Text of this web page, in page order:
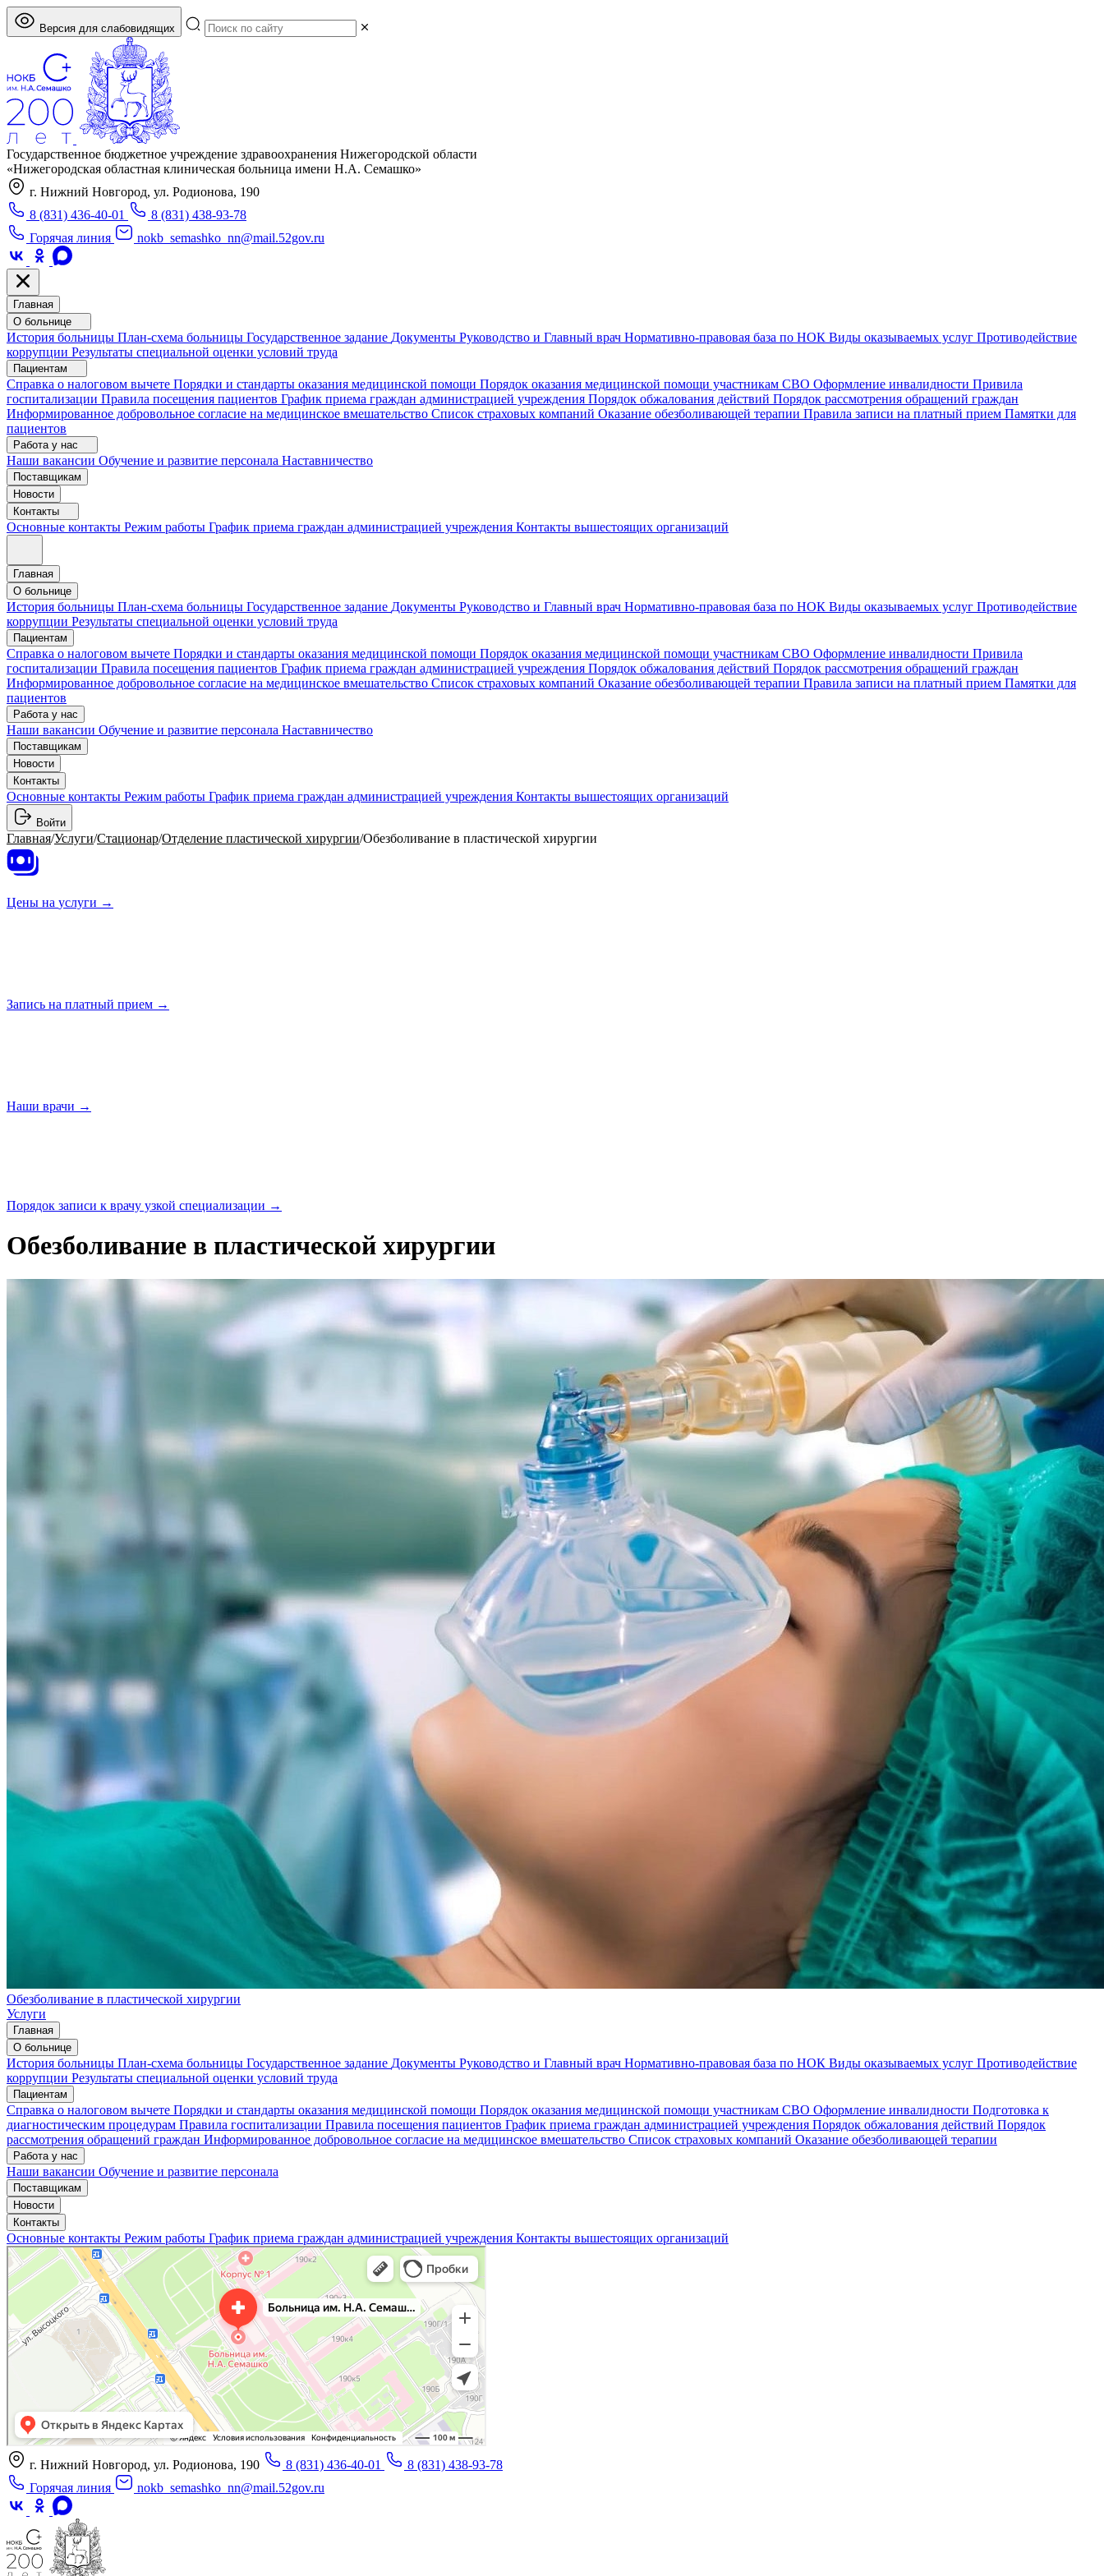
Версия для слабовидящих
Государственное бюджетное учреждение здравоохранения Нижегородской области
«Нижегородская областная клиническая больница имени Н.А. Семашко»
г. Нижний Новгород, ул. Родионова, 190
8 (831) 436-40-01
8 (831) 438-93-78
Горячая линия
nokb_semashko_nn@mail.52gov.ru
Главная
О больнице
История больницы План-схема больницы Государственное задание Документы Руководство и Главный врач Нормативно-правовая база по НОК Виды оказываемых услуг Противодействие
коррупции Результаты специальной оценки условий труда
Пациентам
Справка о налоговом вычете Порядки и стандарты оказания медицинской помощи Порядок оказания медицинской помощи участникам СВО Оформление инвалидности Привила
госпитализации Правила посещения пациентов График приема граждан администрацией учреждения Порядок обжалования действий Порядок рассмотрения обращений граждан
Информированное добровольное согласие на медицинское вмешательство Список страховых компаний Оказание обезболивающей терапии Правила записи на платный прием Памятки для
пациентов
Работа у нас
Наши вакансии Обучение и развитие персонала Наставничество
Поставщикам
Новости
Контакты
Основные контакты Режим работы График приема граждан администрацией учреждения Контакты вышестоящих организаций
Главная
О больнице
История больницы План-схема больницы Государственное задание Документы Руководство и Главный врач Нормативно-правовая база по НОК Виды оказываемых услуг Противодействие
коррупции Результаты специальной оценки условий труда
Пациентам
Справка о налоговом вычете Порядки и стандарты оказания медицинской помощи Порядок оказания медицинской помощи участникам СВО Оформление инвалидности Привила
госпитализации Правила посещения пациентов График приема граждан администрацией учреждения Порядок обжалования действий Порядок рассмотрения обращений граждан
Информированное добровольное согласие на медицинское вмешательство Список страховых компаний Оказание обезболивающей терапии Правила записи на платный прием Памятки для
пациентов
Работа у нас
Наши вакансии Обучение и развитие персонала Наставничество
Поставщикам
Новости
Контакты
Основные контакты Режим работы График приема граждан администрацией учреждения Контакты вышестоящих организаций
Войти
Главная/Услуги/Стационар/Отделение пластической хирургии/Обезболивание в пластической хирургии
Цены на услуги →
Запись на платный прием →
Наши врачи →
Порядок записи к врачу узкой специализации →
Обезболивание в пластической хирургии
Обезболивание в пластической хирургии
Услуги
Главная
О больнице
История больницы План-схема больницы Государственное задание Документы Руководство и Главный врач Нормативно-правовая база по НОК Виды оказываемых услуг Противодействие
коррупции Результаты специальной оценки условий труда
Пациентам
Справка о налоговом вычете Порядки и стандарты оказания медицинской помощи Порядок оказания медицинской помощи участникам СВО Оформление инвалидности Подготовка к
диагностическим процедурам Правила госпитализации Правила посещения пациентов График приема граждан администрацией учреждения Порядок обжалования действий Порядок
рассмотрения обращений граждан Информированное добровольное согласие на медицинское вмешательство Список страховых компаний Оказание обезболивающей терапии
Работа у нас
Наши вакансии Обучение и развитие персонала
Поставщикам
Новости
Контакты
Основные контакты Режим работы График приема граждан администрацией учреждения Контакты вышестоящих организаций
«Нижегородская областная клиническая больница имени Н.А. Семашко»
Отделение больницы, госпиталя в Нижнем Новгороде
Больница для взрослых в Нижнем Новгороде
г. Нижний Новгород, ул. Родионова, 190 8 (831) 436-40-01
8 (831) 438-93-78
Горячая линия
nokb_semashko_nn@mail.52gov.ru